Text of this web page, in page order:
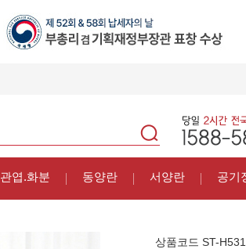
관엽.화분 동양란 서양란 공기
상품코드 ST-H531